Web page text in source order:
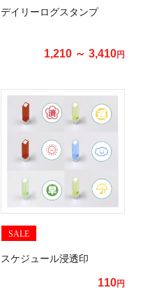
デイリーログスタンプ
1,210 ～ 3,410円
SALE
スケジュール浸透印
110円